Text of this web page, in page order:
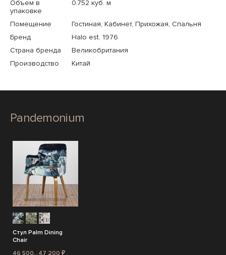
Объем в
упаковке
0.752 куб. м
Помещение
Гостиная, Кабинет, Прихожая, Спальня
Бренд
Halo est. 1976
Страна бренда
Великобритания
Производство
Китай
Pandemonium
Стул Palm Dining
Chair
46 500...47 200 ₽